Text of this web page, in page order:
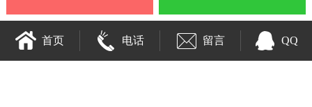
首页 电话 留言 QQ